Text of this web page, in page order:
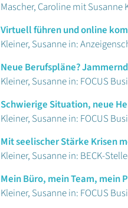
Mascher, Caroline mit Susanne
Virtuell führen und online
Kleiner, Susanne in:
Neue Berufspläne?
Kleiner, Susanne in: FOCUS
Schwierige Situation, neue
Kleiner, Susanne in: FOCUS
Mit seelischer Stärke Krisen
Kleiner, Susanne in: BECK-
Mein Büro, mein Team, mein
Kleiner, Susanne in: FOCUS